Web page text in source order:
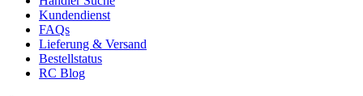
Kundendienst
FAQs
Lieferung & Versand
Bestellstatus
RC Blog